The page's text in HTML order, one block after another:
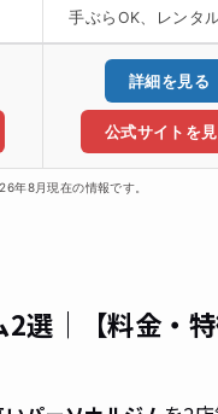
手ぶらOK、レンタ
詳細を見る
公式サイトを
年8月現在の情報です。
選｜【料金・特